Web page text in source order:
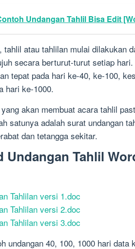
Undangan Tahlil Bisa Edit
tahlil atau tahlilan mulai dilakukan
secara berturut-turut setiap
tepat pada hari ke-40, ke-100,
hari ke-1000.
akan membuat acara tahlil
satunya adalah surat undangan
dan tetangga sekitar.
Undangan Tahlil
Tahlilan versi 1.doc
Tahlilan versi 2.doc
Tahlilan versi 3.doc
undangan 40, 100, 1000 hari